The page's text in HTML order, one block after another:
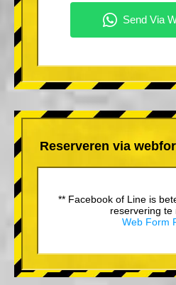
Reserveren via
** Facebook of Line is
reservering te
Web Form